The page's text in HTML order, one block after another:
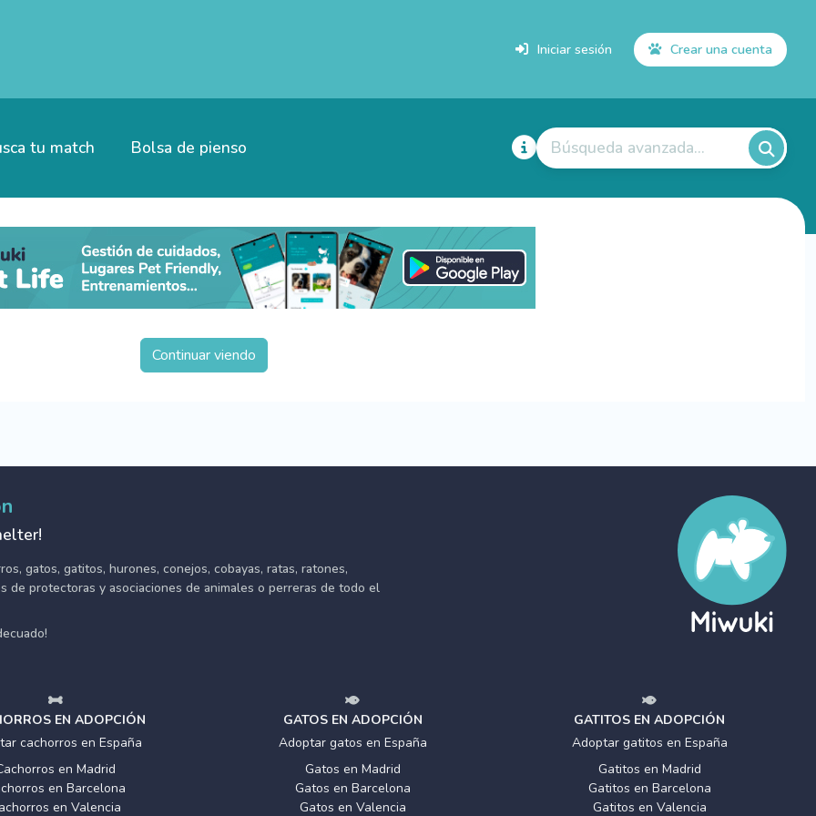
Iniciar sesión Crear una cuenta
tu match Bolsa de pienso Búsqueda avanzada...
Continuar viendo
gatos, gatitos, hurones, conejos, cobayas, ratas, ratones,
de protectoras y asociaciones de animales o perreras de todo el
EN ADOPCIÓN
cachorros en España
en Madrid
en Barcelona
en Valencia
GATOS EN ADOPCIÓN
Adoptar gatos en España
Gatos en Madrid
Gatos en Barcelona
Gatos en Valencia
GATITOS EN ADOPCIÓN
Adoptar gatitos en España
Gatitos en Madrid
Gatitos en Barcelona
Gatitos en Valencia